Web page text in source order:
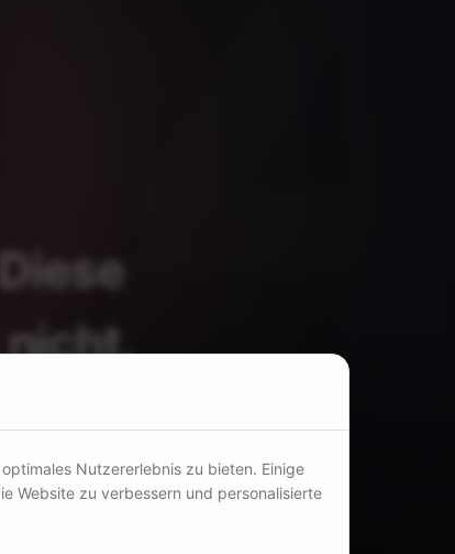
Nutzererlebnis zu bieten. Einige
Website zu verbessern und personalisierte